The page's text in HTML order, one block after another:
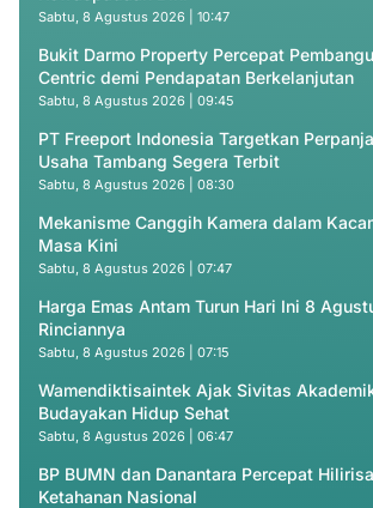
Sabtu, 8 Agustus 2026 | 10:47
Bukit Darmo Property Percepat
Centric demi Pendapatan Berkelanjutan
Sabtu, 8 Agustus 2026 | 09:45
PT Freeport Indonesia Targetkan
Usaha Tambang Segera Terbit
Sabtu, 8 Agustus 2026 | 08:30
Mekanisme Canggih Kamera dalam
Masa Kini
Sabtu, 8 Agustus 2026 | 07:47
Harga Emas Antam Turun Hari Ini 8
Rinciannya
Sabtu, 8 Agustus 2026 | 07:15
Wamendiktisaintek Ajak Sivitas
Budayakan Hidup Sehat
Sabtu, 8 Agustus 2026 | 06:47
BP BUMN dan Danantara Percepat
Ketahanan Nasional